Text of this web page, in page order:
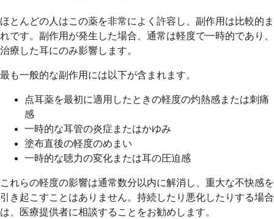
ほとんどの人はこの薬を非常によく許容し、副作用は比較的ま
れです。副作用が発生した場合、通常は軽度で一時的であり、
治療した耳にのみ影響します。
最も一般的な副作用には以下が含まれます。
点耳薬を最初に適用したときの軽度の灼熱感または刺痛
感
一時的な耳管の炎症またはかゆみ
塗布直後の軽度のめまい
一時的な聴力の変化または耳の圧迫感
これらの軽度の影響は通常数分以内に解消し、重大な不快感を
引き起こすことはありません。持続したり悪化したりする場合
は、医療提供者に相談することをお勧めします。